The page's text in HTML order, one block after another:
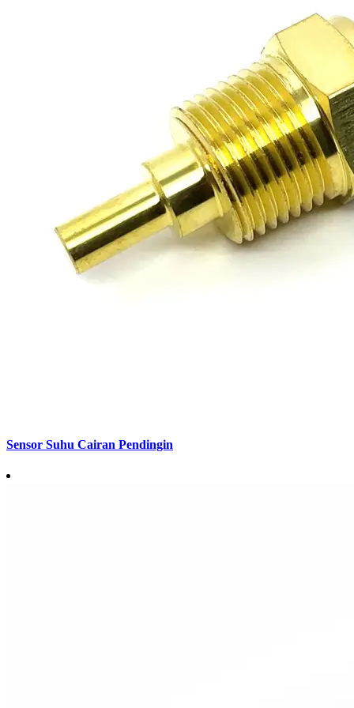
Sensor Suhu Cairan Pendingin